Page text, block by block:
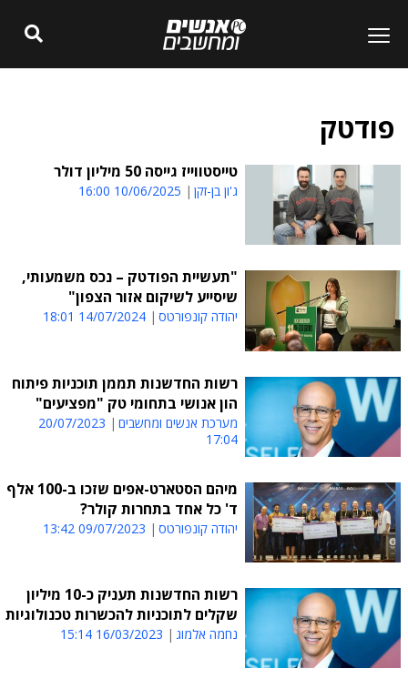
פודטק
טייסטווייז גייסה 50 מיליון דולר
ג'ון בן-זקן 10/06/2025 16:00
"תעשיית הפודטק – נכס משמעותי,
שיסייע לשיקום אזור הצפון"
יהודה קונפורטס 14/07/2024 18:01
רשות החדשנות תממן תוכניות פיתוח
הון אנושי בתחומי טק "מפציעים"
מערכת אנשים ומחשבים
20/07/2023
17:04
מיהם הסטארט-אפים שזכו ב-100 אלף
ד' כל אחד בתחרות קולר?
יהודה קונפורטס 09/07/2023 13:42
רשות החדשנות תעניק כ-10 מיליון
שקלים לתוכניות להכשרות טכנולוגיות
נחמה אלמוג 16/03/2023 15:14